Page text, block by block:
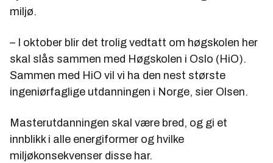
miljø.
– I oktober blir det trolig vedtatt om høgskolen her
skal slås sammen med Høgskolen i Oslo (HiO).
Sammen med HiO vil vi ha den nest største
ingeniørfaglige utdanningen i Norge, sier Olsen.
Masterutdanningen skal være bred, og gi et
innblikk i alle energiformer og hvilke
miljøkonsekvenser disse har.